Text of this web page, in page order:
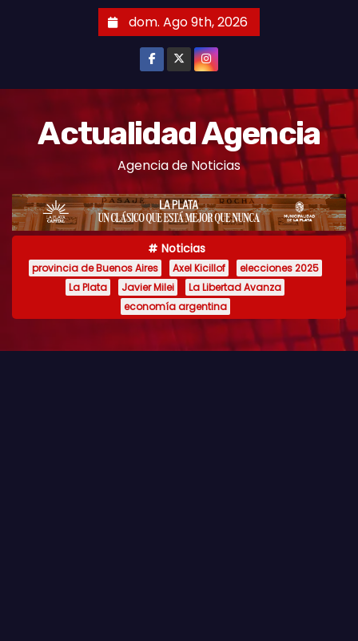
dom. Ago 9th, 2026
Actualidad Agencia
Agencia de Noticias
Noticias
provincia de Buenos Aires Axel Kicillof
elecciones 2025
La Plata
Javier Milei
La Libertad Avanza
economía argentina